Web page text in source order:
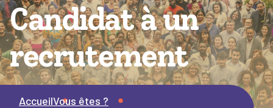
Candidat à un
recrutement
AccueilVous êtes ?